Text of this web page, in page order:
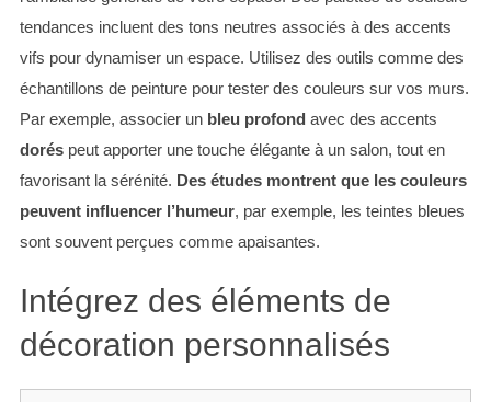
tendances incluent des tons neutres associés à des accents
vifs pour dynamiser un espace. Utilisez des outils comme des
échantillons de peinture pour tester des couleurs sur vos murs.
Par exemple, associer un bleu profond avec des accents
doréspeut apporter une touche élégante à un salon, tout en
favorisant la sérénité. Des études montrent que les couleurs
peuvent influencer l’humeur, par exemple, les teintes bleues
sont souvent perçues comme apaisantes.
Intégrez des éléments de
décoration personnalisés